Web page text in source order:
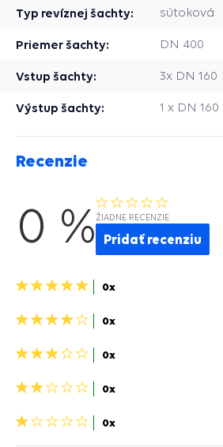
Typ revíznej šachty: sútoková
Priemer šachty: DN 400
Vstup šachty: 3x DN 160
Výstup šachty: 1 x DN 160
Recenzie
0 % ŽIADNE RECENZIE
Pridať recenziu
5
0x
4
0x
3
0x
2
0x
1
0x